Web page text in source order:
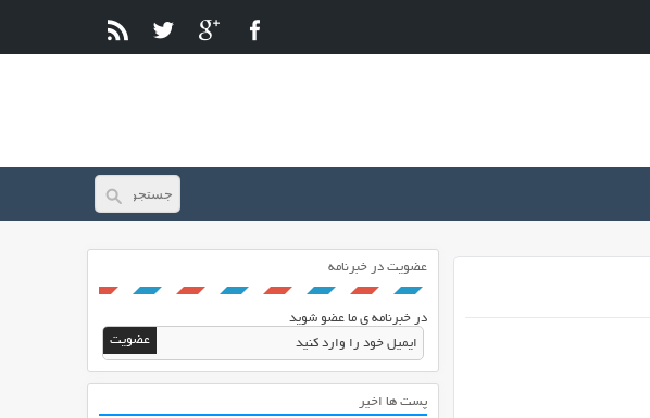
عضویت در خبرنامه
در خبرنامه ی ما عضو شوید
پست ها اخیر